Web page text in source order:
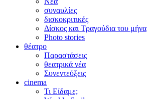
συναυλίες
δισκοκριτικές
Δίσκος και Τραγούδια του μήνα
Photo stories
θέατρο
Παραστάσεις
θεατρικά νέα
Συνεντεύξεις
cinema
Τι Είδαμε;